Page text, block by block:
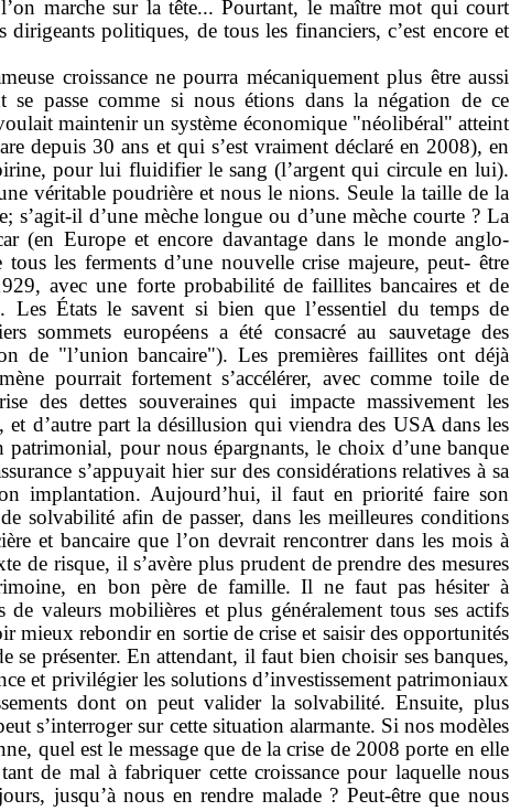
l’on marche sur la tête... Pourtant, le maître mot qui court
dirigeants politiques, de tous les financiers, c’est encore et
croissance ne pourra mécaniquement plus être aussi
se passe comme si nous étions dans la négation de ce
maintenir un système économique "néolibéral" atteint
depuis 30 ans et qui s’est vraiment déclaré en 2008), en
pour lui fluidifier le sang (l’argent qui circule en lui).
véritable poudrière et nous le nions. Seule la taille de la
s’agit-il d’une mèche longue ou d’une mèche courte ? La
(en Europe et encore davantage dans le monde anglo-
les ferments d’une nouvelle crise majeure, peut- être
avec une forte probabilité de faillites bancaires et de
Les États le savent si bien que l’essentiel du temps de
sommets européens a été consacré au sauvetage des
de "l’union bancaire"). Les premières faillites ont déjà
pourrait fortement s’accélérer, avec comme toile de
des dettes souveraines qui impacte massivement les
et d’autre part la désillusion qui viendra des USA dans les
pour nous épargnants, le choix d’une banque
s’appuyait hier sur des considérations relatives à sa
implantation. Aujourd’hui, il faut en priorité faire son
solvabilité afin de passer, dans les meilleures conditions
et bancaire que l’on devrait rencontrer dans les mois à
de risque, il s’avère plus prudent de prendre des mesures
en bon père de famille. Il ne faut pas hésiter à
de valeurs mobilières et plus généralement tous ses actifs
mieux rebondir en sortie de crise et saisir des opportunités
se présenter. En attendant, il faut bien choisir ses banques,
et privilégier les solutions d’investissement patrimoniaux
dont on peut valider la solvabilité. Ensuite, plus
s’interroger sur cette situation alarmante. Si nos modèles
quel est le message que de la crise de 2008 porte en elle
de mal à fabriquer cette croissance pour laquelle nous
jusqu’à nous en rendre malade ? Peut-être que nous